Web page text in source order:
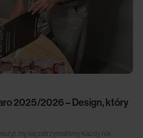
2025/2026 – Design, który
my się zatrzymaliśmy Każdy rok